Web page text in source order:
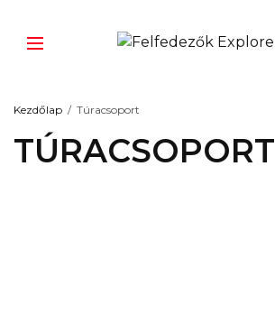
Kezdőlap / Túracsoport
TÚRACSOPORT